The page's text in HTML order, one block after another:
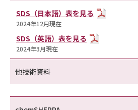
SDS（日本語）表を見る
2024年12月現在
SDS（英語）表を見る
2024年3月現在
他技術資料